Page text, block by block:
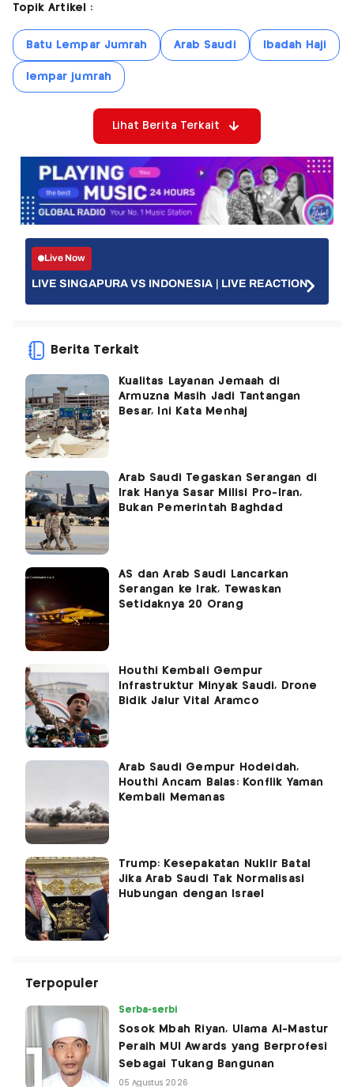
Topik Artikel :
Batu Lempar Jumrah Arab Saudi Ibadah Haji
lempar jumrah
Lihat Berita Terkait
Live Now
LIVE SINGAPURA VS INDONESIA | LIVE REACTION
Berita Terkait
Kualitas Layanan Jemaah di
Armuzna Masih Jadi Tantangan
Besar, Ini Kata Menhaj
Arab Saudi Tegaskan Serangan di
Irak Hanya Sasar Milisi Pro-Iran,
Bukan Pemerintah Baghdad
AS dan Arab Saudi Lancarkan
Serangan ke Irak, Tewaskan
Setidaknya 20 Orang
Houthi Kembali Gempur
Infrastruktur Minyak Saudi, Drone
Bidik Jalur Vital Aramco
Arab Saudi Gempur Hodeidah,
Houthi Ancam Balas: Konflik Yaman
Kembali Memanas
Trump: Kesepakatan Nuklir Batal
Jika Arab Saudi Tak Normalisasi
Hubungan dengan Israel
Terpopuler
Serba-serbi
Sosok Mbah Riyan, Ulama Al-Mastur
Peraih MUI Awards yang Berprofesi
Sebagai Tukang Bangunan
05 Agustus 2026